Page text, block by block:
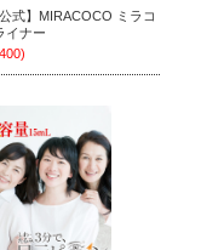
式】MIRACOCO ミラコ
イナー